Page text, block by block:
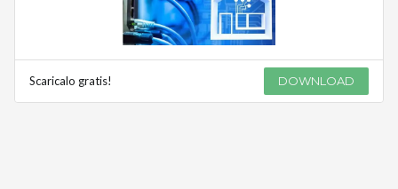
Scaricalo gratis! DOWNLOAD